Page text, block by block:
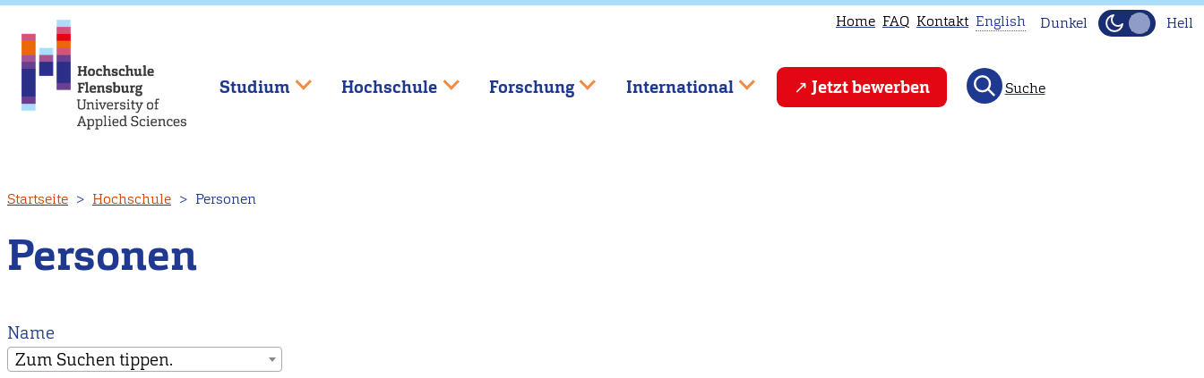
zum
Inhalt
Home FAQ Kontakt
This
page
English Dunkel Hell
Studium Hochschule Forschung International Jetzt bewerben Suche
Startseite Hochschule Personen
Personen
Name
Zum Suchen tippen.